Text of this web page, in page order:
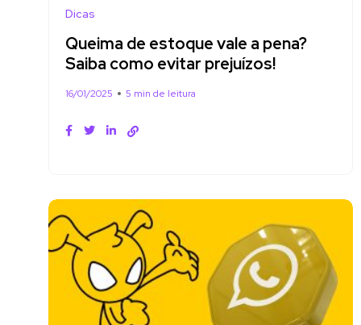
Dicas
Queima de estoque vale a pena?
Saiba como evitar prejuízos!
16/01/2025 5 min de leitura